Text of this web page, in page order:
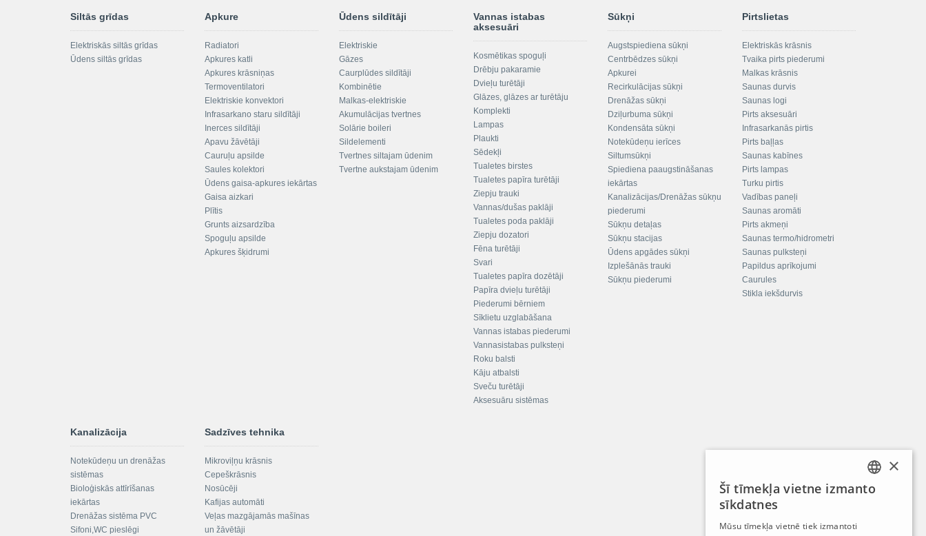
Siltās grīdas
Elektriskās siltās grīdas
Ūdens siltās grīdas
Apkure
Radiatori
Apkures katli
Apkures krāsniņas
Termoventilatori
Elektriskie konvektori
Infrasarkano staru sildītāji
Inerces sildītāji
Apavu žāvētāji
Cauruļu apsilde
Saules kolektori
Ūdens gaisa-apkures iekārtas
Gaisa aizkari
Plītis
Grunts aizsardzība
Spoguļu apsilde
Apkures šķidrumi
Ūdens sildītāji
Elektriskie
Gāzes
Caurplūdes sildītāji
Kombinētie
Malkas-elektriskie
Akumulācijas tvertnes
Solārie boileri
Sildelementi
Tvertnes siltajam ūdenim
Tvertne aukstajam ūdenim
Vannas istabas
aksesuāri
Kosmētikas spoguļi
Drēbju pakaramie
Dvieļu turētāji
Glāzes, glāzes ar turētāju
Komplekti
Lampas
Plaukti
Sēdekļi
Tualetes birstes
Tualetes papīra turētāji
Ziepju trauki
Vannas/dušas paklāji
Tualetes poda paklāji
Ziepju dozatori
Fēna turētāji
Svari
Tualetes papīra dozētāji
Papīra dvieļu turētāji
Piederumi bērniem
Sīklietu uzglabāšana
Vannas istabas piederumi
Vannasistabas pulksteņi
Roku balsti
Kāju atbalsti
Sveču turētāji
Aksesuāru sistēmas
Sūkņi
Augstspiediena sūkņi
Centrbēdzes sūkņi
Apkurei
Recirkulācijas sūkņi
Drenāžas sūkņi
Dziļurbuma sūkņi
Kondensāta sūkņi
Notekūdeņu ierīces
Siltumsūkņi
Spiediena paaugstināšanas
iekārtas
Kanalizācijas/Drenāžas sūkņu
piederumi
Sūkņu detaļas
Sūkņu stacijas
Ūdens apgādes sūkņi
Izplešānās trauki
Sūkņu piederumi
Pirtslietas
Elektriskās krāsnis
Tvaika pirts piederumi
Malkas krāsnis
Saunas durvis
Saunas logi
Pirts aksesuāri
Infrasarkanās pirtis
Pirts baļļas
Saunas kabīnes
Pirts lampas
Turku pirtis
Vadības paneļi
Saunas aromāti
Pirts akmeņi
Saunas termo/hidrometri
Saunas pulksteņi
Papildus aprīkojumi
Caurules
Stikla iekšdurvis
Kanalizācija
Notekūdeņu un drenāžas
sistēmas
Bioloģiskās attīrīšanas
iekārtas
Drenāžas sistēma PVC
Sifoni,WC pieslēgi
Sadzīves tehnika
Mikroviļņu krāsnis
Cepeškrāsnis
Nosūcēji
Kafijas automāti
Veļas mazgājamās mašīnas
un žāvētāji
LATVIAN
×
Šī tīmekļa vietne izmanto
sīkdatnes
Mūsu tīmekļa vietnē tiek izmantoti